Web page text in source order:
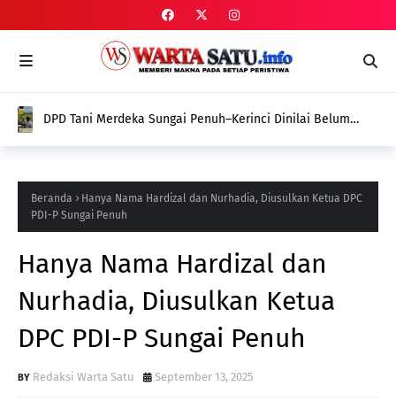
DPD Tani Merdeka Sungai Penuh–Kerinci Dinilai Belum
Aspirasi Petani
Beranda
Hanya Nama Hardizal dan Nurhadia, Diusulkan Ketua DPC
PDI-P Sungai Penuh
Hanya Nama Hardizal dan
Nurhadia, Diusulkan Ketua
DPC PDI-P Sungai Penuh
Redaksi Warta Satu September 13, 2025